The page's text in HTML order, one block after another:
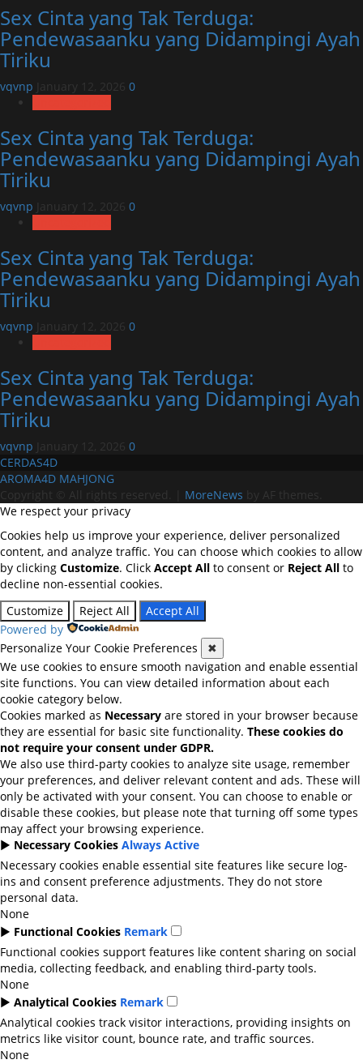
Sex Cinta yang Tak Terduga:
Pendewasaanku yang Didampingi Ayah
Tiriku
vqvnp January 12, 2026 0
Sex Cinta yang Tak Terduga:
Pendewasaanku yang Didampingi Ayah
Tiriku
vqvnp January 12, 2026 0
Sex Cinta yang Tak Terduga:
Pendewasaanku yang Didampingi Ayah
Tiriku
vqvnp January 12, 2026 0
Sex Cinta yang Tak Terduga:
Pendewasaanku yang Didampingi Ayah
Tiriku
vqvnp January 12, 2026 0
CERDAS4D
AROMA4D MAHJONG
Copyright © All rights reserved.
MoreNews by AF themes.
We respect your privacy
Cookies help us improve your experience, deliver personalized
content, and analyze traffic. You can choose which cookies to allow
by clicking Customize. Click Accept All to consent or Reject All to
decline non-essential cookies.
Customize
Reject All
Accept All
Powered by
Personalize Your Cookie Preferences
✖
We use cookies to ensure smooth navigation and enable essential
site functions. You can view detailed information about each
cookie category below.
Cookies marked as Necessary are stored in your browser because
they are essential for basic site functionality. These cookies do
not require your consent under GDPR.
We also use third-party cookies to analyze site usage, remember
your preferences, and deliver relevant content and ads. These will
only be activated with your consent. You can choose to enable or
disable these cookies, but please note that turning off some types
may affect your browsing experience.
► Necessary Cookies Always Active
Necessary cookies enable essential site features like secure log-
ins and consent preference adjustments. They do not store
personal data.
None
► Functional Cookies Remark
Functional cookies support features like content sharing on social
media, collecting feedback, and enabling third-party tools.
None
► Analytical Cookies Remark
Analytical cookies track visitor interactions, providing insights on
metrics like visitor count, bounce rate, and traffic sources.
None